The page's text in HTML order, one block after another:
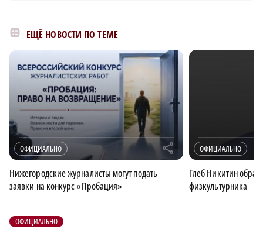
ЕЩЁ НОВОСТИ ПО ТЕМЕ
ОФИЦИАЛЬНО r
Нижегородские журналисты могут подать
заявки на конкурс «Пробация»
ОФИЦИАЛЬНО
Глеб Никитин
физкультурника
ОФИЦИАЛЬНО